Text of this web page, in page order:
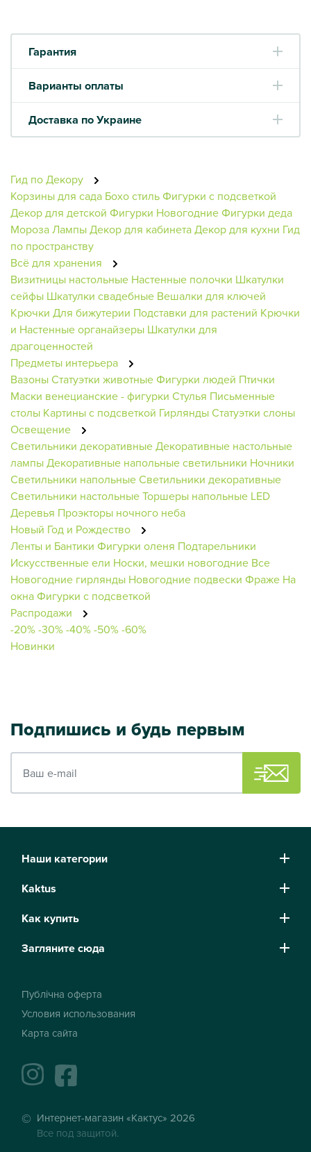
Гарантия
Варианты оплаты
Доставка по Украине
Гид по Декору
Корзины для сада Бохо стильФигурки с подсветкой
Декор для детской Фигурки НовогодниеФигурки деда
МорозаЛампыДекор для кабинетаДекор для кухни Гид
по пространству
Всё для хранения
Визитницы настольные Настенные полочки Шкатулки
сейфы Шкатулки свадебные Вешалки для ключей
Крючки Для бижутерии Подставки для растений Крючки
и Настенные органайзеры Шкатулки для
драгоценностей
Предметы интерьера
ВазоныСтатуэтки животныеФигурки людей Птички
Маски венецианские - фигурки Стулья Письменные
столы Картины с подсветкой ГирляндыСтатуэтки слоны
Освещение
Светильники декоративныеДекоративные настольные
лампыДекоративные напольные светильники Ночники
Светильники напольныеСветильники декоративные
Светильники настольныеТоршеры напольные LED
Деревья Проэкторы ночного неба
Новый Год и Рождество
Ленты и Бантики Фигурки оленя Подтарельники
Искусственные ели Носки, мешки новогодние Все
Новогодние гирлянды Новогодние подвески Фраже На
окнаФигурки с подсветкой
Распродажи
-20%-30%-40%-50%-60%
Новинки
Подпишись и будь первым
Наши категории
Kaktus
Как купить
Загляните сюда
Публічна оферта
Условия использования
Карта сайта
instagramfacebook
Интернет-магазин «Кактус» 2026
Все под защитой.